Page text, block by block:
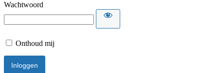
Wachtwoord
Onthoud mij